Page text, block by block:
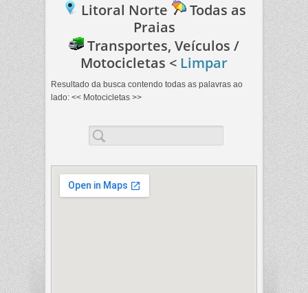
Litoral Norte
Todas as
Praias
Transportes, Veículos /
Motocicletas < Limpar
Resultado da busca contendo todas as palavras ao
lado: << Motocicletas >>